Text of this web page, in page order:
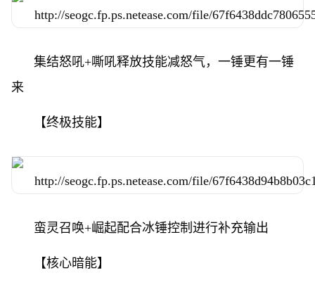
集结怒吼+嘶吼释放技能减怒气，一锤更有一锤
来
【终极技能】
蛮灵召唤+崛起配合冰锤控制进行补充输出
【核心暗能】